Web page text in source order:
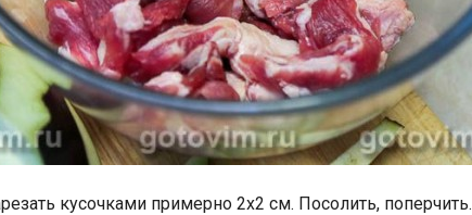
кусочками примерно 2х2 см. Посолить, поперчить.